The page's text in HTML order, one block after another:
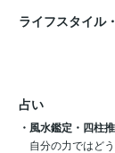
ライフスタイル
占い
・風水鑑定・四柱
自分の力ではど